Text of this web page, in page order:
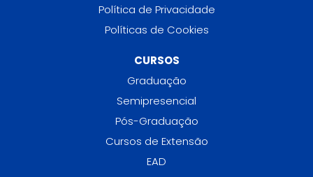
Política de Privacidade
Políticas de Cookies
CURSOS
Graduação
Semipresencial
Pós-Graduação
Cursos de Extensão
EAD